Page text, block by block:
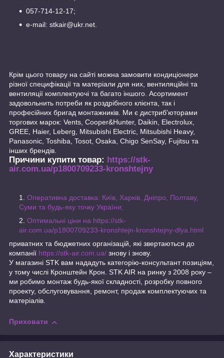
057-714-12-17;
e-mail: stkair@ukr.net.
Крім цього товару на сайті можна замовити кондиціонери
різної специфікації та матеріали для них, вентиляційні та
вентиляції комплектуючі та багато іншого. Асортимент
задовольнить потреби як роздрібного клієнта, так і
професійних бригад монтажників. Ми є дистриб'юторами
торгових марок: Vents, Cooper&Hunter, Daikin, Electrolux,
GREE, Haier, Leberg, Mitsubishi Electric, Mitsubishi Heavy,
Panasonic, Toshiba, Tosot, Osaka, Chigo SenSay, Fujitsu та
інших брендів.
Причини купити товар: https://stk-
air.com.ua/p1800709233-kronshtejny
Оперативна доставка: Київ, Харків, Дніпро, Полтаву,
Суми та будь-яку точку України;
Оптимальні ціни на https://stk-
air.com.ua/p1800709233-kronshtejn-kronshtejny-dlya.html
приватних та бюджетних організацій, які звертаються до
компанії https://stk-air.com.ua/ знову і знову.
У магазині STK вам нададуть категорію-консультант позиціям,
у тому числі Кронштейн Крон. STK AIR на ринку з 2008 року –
ми робимо монтаж будь-якої складності, розробку повного
проекту, обслуговування, ремонт, продаж комплектуючих та
матеріалів.
Приховати
Характеристики